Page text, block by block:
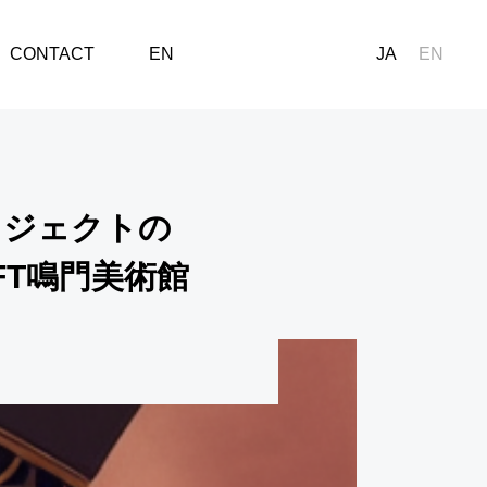
CONTACT EN JA EN
共に窪田望が手がけることに決定
ェクトの
鳴門美術館